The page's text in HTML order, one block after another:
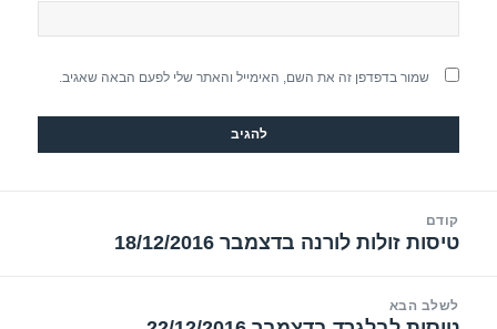
שמור בדפדפן זה את השם, האימייל והאתר שלי לפעם הבאה שאגיב.
קודם
הפוסט
טיסות זולות לורנה בדצמבר 18/12/2016
לשלב הבא